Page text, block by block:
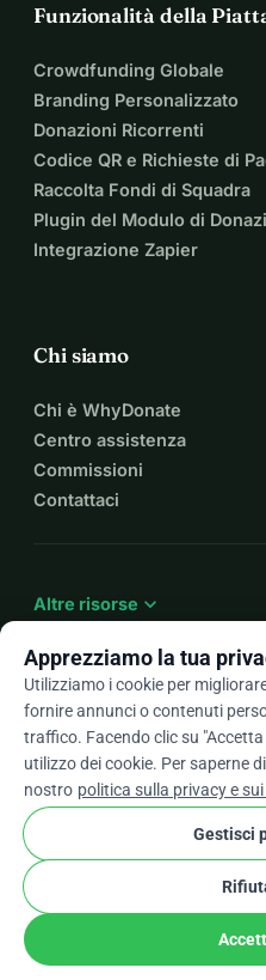
Funzionalità della
Crowdfunding Globale
Branding Personalizzato
Donazioni Ricorrenti
Codice QR e Richieste di
Raccolta Fondi di Squadra
Plugin del Modulo di
Integrazione Zapier
Chi siamo
Chi è WhyDonate
Centro assistenza
Commissioni
Contattaci
Altre risorse expand_more
It arrow_drop_down
★★★★★4,9 / 5 basato su
WhyDonate
Termini e condizioni
stripe check
Apprezziamo la tua
Utilizziamo i cookie per
fornire annunci o contenuti
traffico. Facendo clic su
utilizzo dei cookie. Per saperne
nostro politica sulla privacy e
Gestisci